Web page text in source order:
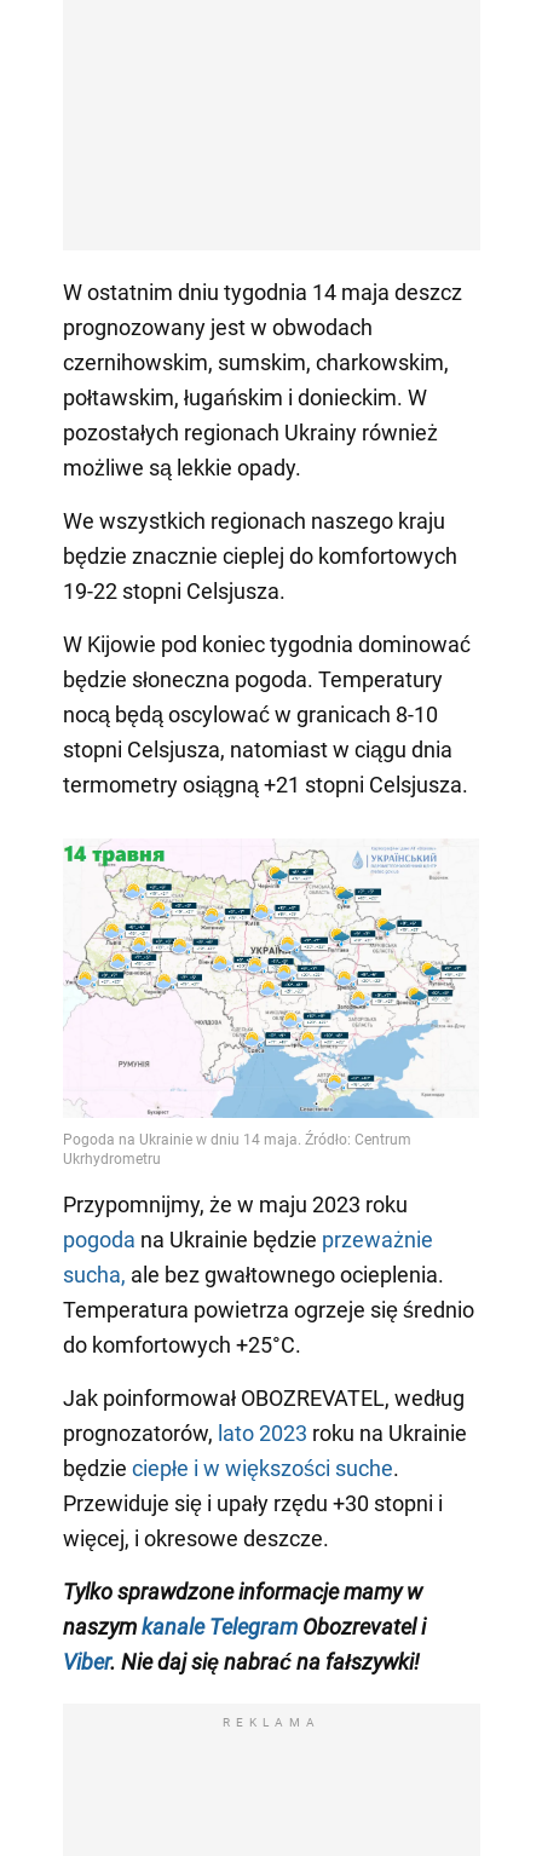
W ostatnim dniu tygodnia 14 maja deszcz
prognozowany jest w obwodach
czernihowskim, sumskim, charkowskim,
połtawskim, ługańskim i donieckim. W
pozostałych regionach Ukrainy również
możliwe są lekkie opady.
We wszystkich regionach naszego kraju
będzie znacznie cieplej do komfortowych
19-22 stopni Celsjusza.
W Kijowie pod koniec tygodnia dominować
będzie słoneczna pogoda. Temperatury
nocą będą oscylować w granicach 8-10
stopni Celsjusza, natomiast w ciągu dnia
termometry osiągną +21 stopni Celsjusza.
Przypomnijmy, że w maju 2023 roku
pogoda na Ukrainie będzie przeważnie
sucha, ale bez gwałtownego ocieplenia.
Temperatura powietrza ogrzeje się średnio
do komfortowych +25°C.
Jak poinformował OBOZREVATEL, według
prognozatorów, lato 2023 roku na Ukrainie
będzie ciepłe i w większości suche.
Przewiduje się i upały rzędu +30 stopni i
więcej, i okresowe deszcze.
Tylko sprawdzone informacje mamy w
naszymkanale TelegramObozrevatel i
Viber. Nie daj się nabrać na fałszywki!
REKLAMA